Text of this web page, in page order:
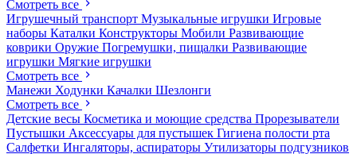
Смотреть все
Игрушечный транспорт Музыкальные игрушки Игровые
наборы Каталки Конструкторы Мобили Развивающие
коврики Оружие Погремушки, пищалки Развивающие
игрушки Мягкие игрушки
Смотреть все
Манежи Ходунки Качалки Шезлонги
Смотреть все
Детские весы Косметика и моющие средства Прорезыватели
Пустышки Аксессуары для пустышек Гигиена полости рта
Салфетки Ингаляторы, аспираторы Утилизаторы подгузников